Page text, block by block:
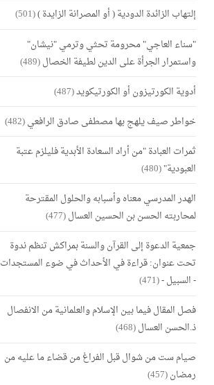
إلتهاب الزائدة الدودية ( أو المصرانة الزايدة )(501)
"سناء العاجي" محرومة تحثي وترمي "نيشان"
واستمرار الجرأة على الدين لطيفة الخصال(489)
أدوية الكورتيزون أو الكورتيكويد(487)
خواطر صيف يلهج بها مصطفى صادق الرافعي(482)
ثمرات العبادة "من أراد السعادة الأبدية فليلزم عتبة
العبودية"(480)
الهدر المدرسي معناه وأسبابه والحلول المقترحة
لمحاربته الحسن بن الحسين العسال(477)
جمعية الدعوة إلى القرآن والسنة بمراكش تنظم ندوة
تحت عنوان: قراءة في الأحداث في ضوء المستجدات
- السبيل -(471)
فصل المقال فيما بين الإسلام والعلمانية من الانفصال
ذ.الحسن العسال(468)
صيام ست من شوال قبل الفراغ من قضاء ما عليه من
رمضان(457)